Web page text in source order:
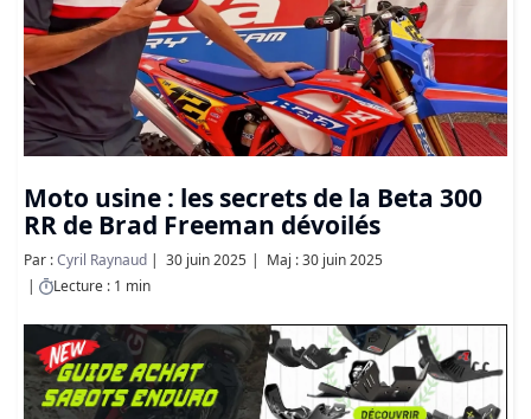
Moto usine : les secrets de la Beta 300
RR de Brad Freeman dévoilés
Par :Cyril Raynaud 30 juin 2025
Maj : 30 juin 2025
Lecture : 1 min